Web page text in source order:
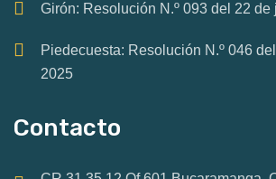
Girón: Resolución N.º 093 del 22
Piedecuesta: Resolución N.º 046
2025
Contacto